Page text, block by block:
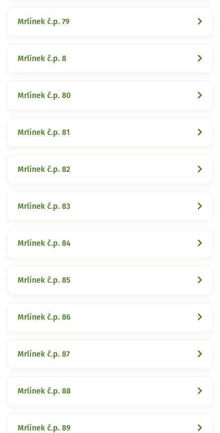
Mrlínek č.p. 79
Mrlínek č.p. 8
Mrlínek č.p. 80
Mrlínek č.p. 81
Mrlínek č.p. 82
Mrlínek č.p. 83
Mrlínek č.p. 84
Mrlínek č.p. 85
Mrlínek č.p. 86
Mrlínek č.p. 87
Mrlínek č.p. 88
Mrlínek č.p. 89